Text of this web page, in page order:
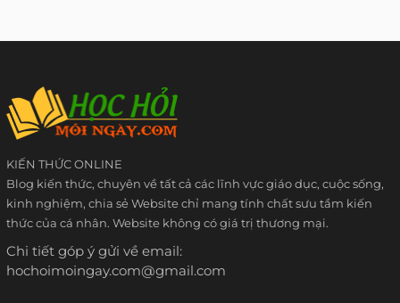
KIẾN THỨC ONLINE
Blog kiến thức, chuyên về tất cả các lĩnh vực giáo dục, cuộc sống,
kinh nghiệm, chia sẻ Website chỉ mang tính chất sưu tầm kiến
thức của cá nhân. Website không có giá trị thương mại.
Chi tiết góp ý gửi về email:
hochoimoingay.com@gmail.com